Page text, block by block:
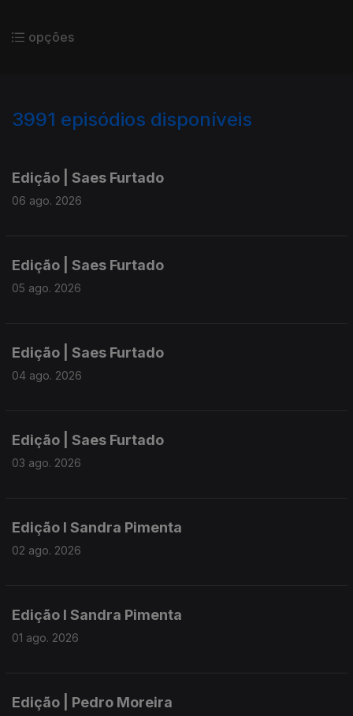
opções
3991 episódios disponíveis
Edição | Saes Furtado
06 ago. 2026
Edição | Saes Furtado
05 ago. 2026
Edição | Saes Furtado
04 ago. 2026
Edição | Saes Furtado
03 ago. 2026
Edição I Sandra Pimenta
02 ago. 2026
Edição I Sandra Pimenta
01 ago. 2026
Edição | Pedro Moreira